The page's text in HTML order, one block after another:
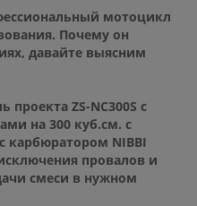
мотоцикл
Почему он
давайте выясним
проекта ZS-NC300S с
на 300 куб.см. с
карбюратором NIBBI
исключения провалов и
смеси в нужном